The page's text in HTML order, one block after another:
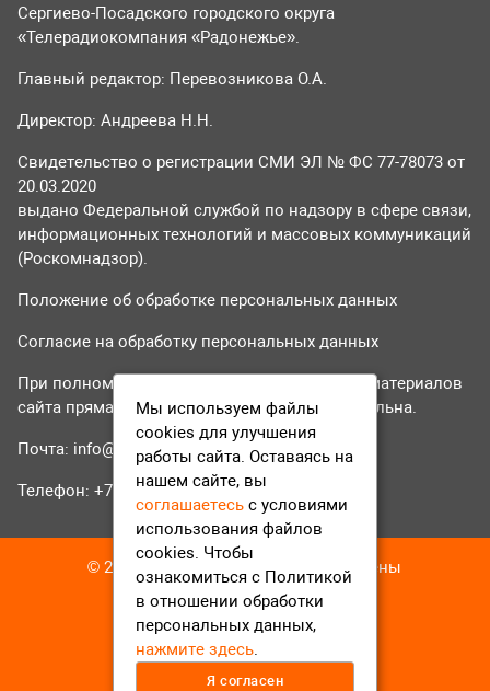
Сергиево-Посадского городского округа
«Телерадиокомпания «Радонежье».
Главный редактор: Перевозникова О.А.
Директор: Андреева Н.Н.
Свидетельство о регистрации СМИ ЭЛ № ФС 77-78073 от
20.03.2020
выдано Федеральной службой по надзору в сфере связи,
информационных технологий и массовых коммуникаций
(Роскомнадзор).
Положение об обработке персональных данных
Согласие на обработку персональных данных
При полном или частичном использовании материалов
сайта прямая гиперссылка на tvr24.tv обязательна.
Почта: info@tvr24.tv
Телефон: +7 (496) 551-04-95
© 2016-2023 ТВР24 Все права защищены
Мы используем файлы
cookies для улучшения
работы сайта. Оставаясь на
нашем сайте, вы
соглашаетесь с условиями
использования файлов
cookies. Чтобы
ознакомиться с Политикой
в отношении обработки
персональных данных,
нажмите здесь.
Я согласен